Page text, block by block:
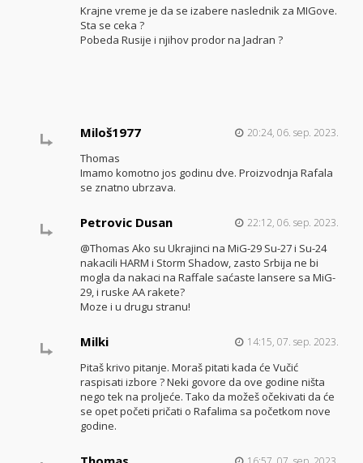
Krajne vreme je da se izabere naslednik za MIGove.
Sta se ceka ?
Pobeda Rusije i njihov prodor na Jadran ?
Miloš1977 20:24, 06. sep. 2023.
Thomas
Imamo komotno jos godinu dve. Proizvodnja Rafala
se znatno ubrzava.
Petrovic Dusan 22:12, 06. sep. 2023.
@Thomas Ako su Ukrajinci na MiG-29 Su-27 i Su-24
nakacili HARM i Storm Shadow, zasto Srbija ne bi
mogla da nakaci na Raffale saćaste lansere sa MiG-
29, i ruske AA rakete?
Moze i u drugu stranu!
Milki 14:15, 07. sep. 2023.
Pitaš krivo pitanje. Moraš pitati kada će Vučić
raspisati izbore ? Neki govore da ove godine ništa
nego tek na proljeće. Tako da možeš očekivati da će
se opet početi pričati o Rafalima sa početkom nove
godine.